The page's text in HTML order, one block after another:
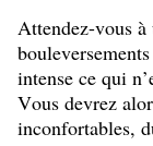
Attendez-vous à
intense ce qui
Vous devrez
inconfortables,